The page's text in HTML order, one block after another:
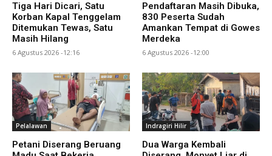
Tiga Hari Dicari, Satu
Korban Kapal Tenggelam
Ditemukan Tewas, Satu
Masih Hilang
6 Agustus 2026 -12:16
Pendaftaran Masih Dibuka,
830 Peserta Sudah
Amankan Tempat di Gowes
Merdeka
6 Agustus 2026 -12:00
Pelalawan
Petani Diserang Beruang
Indragiri Hilir
Dua Warga Kembali